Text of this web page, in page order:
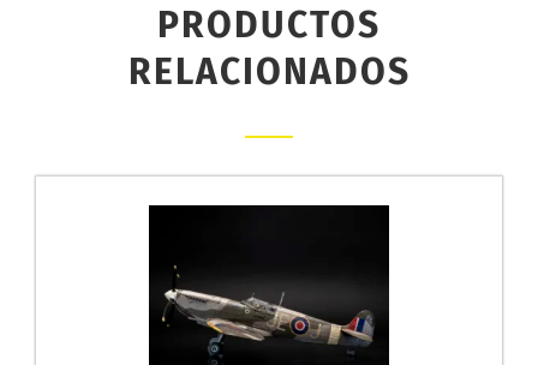
PRODUCTOS
RELACIONADOS